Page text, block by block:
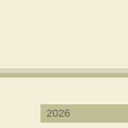
2026